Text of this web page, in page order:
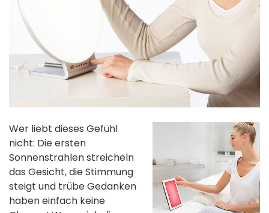
Wer liebt dieses Gefühl
nicht: Die ersten
Sonnenstrahlen streicheln
das Gesicht, die Stimmung
steigt und trübe Gedanken
haben einfach keine